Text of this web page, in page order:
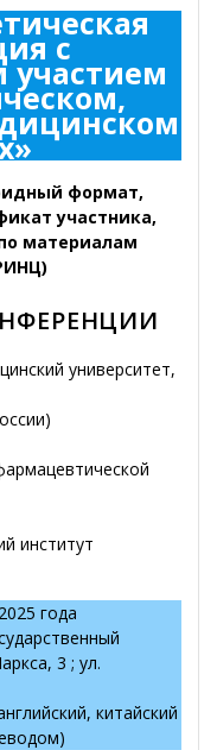
с
формат,
участника,
материалам
университет,
институт
года
3 ; ул.
китайский